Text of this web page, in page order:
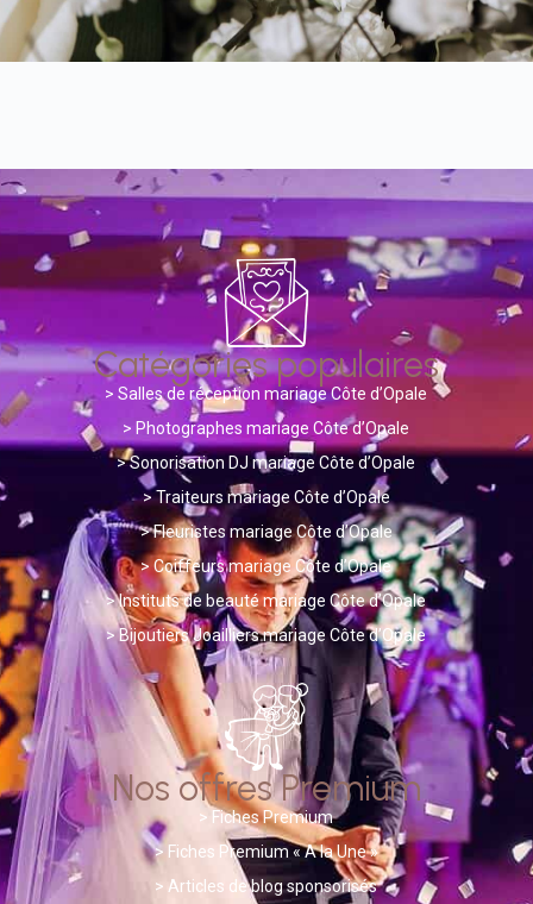
Catégories populaires
>Salles de réception mariage Côte d’Opale
> Photographes mariage Côte d’Opale
>Sonorisation DJ mariage Côte d’Opale
>Traiteurs mariage Côte d’Opale
>Fleuristes mariage Côte d’Opale
>Coiffeurs mariage Côte d’Opale
>Instituts de beauté mariage Côte d’Opale
>Bijoutiers Joailliers mariage Côte d’Opale
Nos offres Premium
> Fiches Premium
> Fiches Premium « A la Une »
>Articles de blog sponsorisés